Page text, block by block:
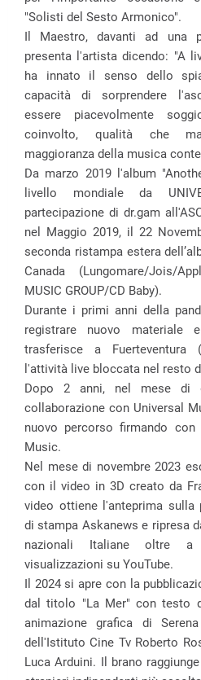
"Solisti del Sesto Armonico".
Il Maestro, davanti ad una
presenta l'artista dicendo: "A
ha innato il senso dello
capacità di sorprendere
essere piacevolmente
coinvolto, qualità che
maggioranza della musica
Da marzo 2019 l'album
livello mondiale da
partecipazione di dr.gam
nel Maggio 2019, il 22
seconda ristampa estera
Canada (Lungomare/Jois/
MUSIC GROUP/CD Baby).
Durante i primi anni della
registrare nuovo
trasferisce a Fuerteventura
l'attività live bloccata nel resto
Dopo 2 anni, nel mese di
collaborazione con Universal
nuovo percorso firmando con
Music.
Nel mese di novembre 2023
con il video in 3D creato da
video ottiene l'anteprima sulla
di stampa Askanews e ripresa
nazionali Italiane oltre a
visualizzazioni su YouTube.
Il 2024 si apre con la
dal titolo "La Mer" con testo
animazione grafica di
dell'Istituto Cine Tv Roberto
Luca Arduini. Il brano